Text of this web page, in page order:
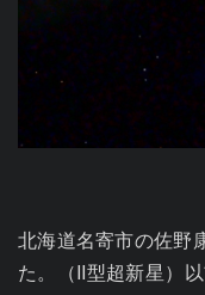
北海道名寄市の佐野
た。（II型超新星）